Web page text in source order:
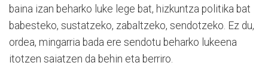
baina izan beharko luke lege bat, hizkuntza politika bat
babesteko, sustatzeko, zabaltzeko, sendotzeko. Ez du,
ordea, mingarria bada ere sendotu beharko lukeena
itotzen saiatzen da behin eta berriro.